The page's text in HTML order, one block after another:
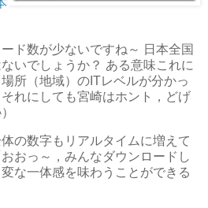
ド数が少ないですね～ 日本全国
いでしょうか？ ある意味これに
所（地域）のITレベルが分かっ
れにしても宮崎はホント，どげ
の数字もリアルタイムに増えて
おっ～，みんなダウンロードし
な一体感を味わうことができる